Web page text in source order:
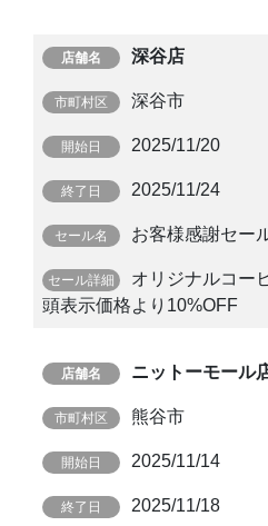
深谷店
深谷市
2025/11/20
2025/11/24
お客様感謝セー
オリジナルコー
頭表示価格より10%OFF
ニットーモール
熊谷市
2025/11/14
2025/11/18